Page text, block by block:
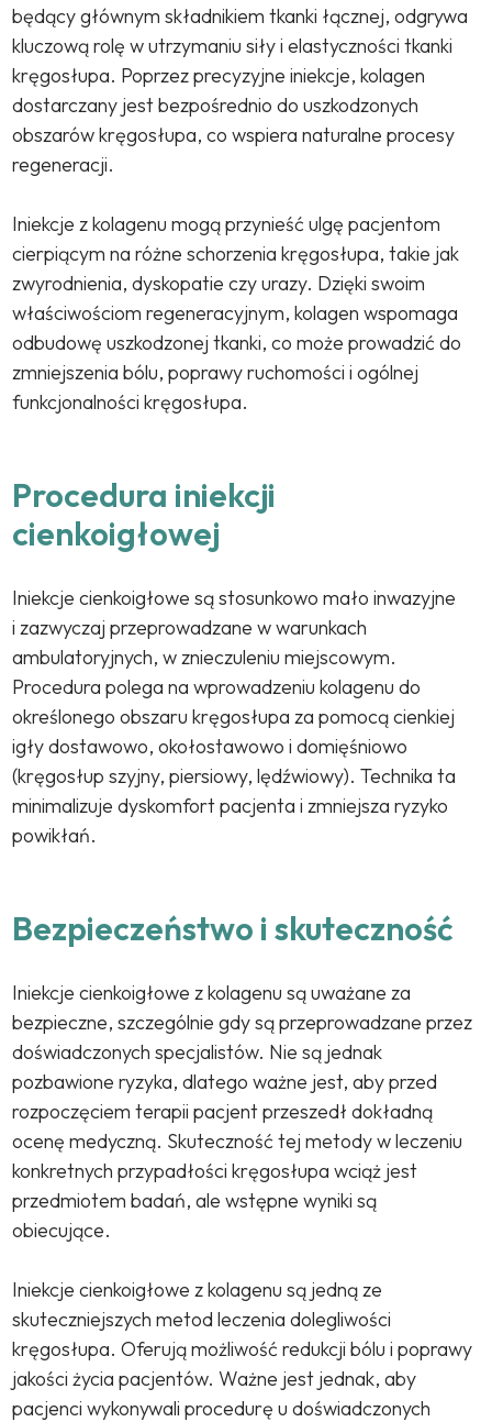
będący głównym składnikiem tkanki łącznej, odgrywa
kluczową rolę w utrzymaniu siły i elastyczności tkanki
kręgosłupa. Poprzez precyzyjne iniekcje, kolagen
dostarczany jest bezpośrednio do uszkodzonych
obszarów kręgosłupa, co wspiera naturalne procesy
regeneracji.
Iniekcje z kolagenu mogą przynieść ulgę pacjentom
cierpiącym na różne schorzenia kręgosłupa, takie jak
zwyrodnienia, dyskopatie czy urazy. Dzięki swoim
właściwościom regeneracyjnym, kolagen wspomaga
odbudowę uszkodzonej tkanki, co może prowadzić do
zmniejszenia bólu, poprawy ruchomości i ogólnej
funkcjonalności kręgosłupa.
Procedura iniekcji
cienkoigłowej
Iniekcje cienkoigłowe są stosunkowo mało inwazyjne
i zazwyczaj przeprowadzane w warunkach
ambulatoryjnych, w znieczuleniu miejscowym.
Procedura polega na wprowadzeniu kolagenu do
określonego obszaru kręgosłupa za pomocą cienkiej
igły dostawowo, okołostawowo i domięśniowo
(kręgosłup szyjny, piersiowy, lędźwiowy). Technika ta
minimalizuje dyskomfort pacjenta i zmniejsza ryzyko
powikłań.
Bezpieczeństwo i skuteczność
Iniekcje cienkoigłowe z kolagenu są uważane za
bezpieczne, szczególnie gdy są przeprowadzane przez
doświadczonych specjalistów. Nie są jednak
pozbawione ryzyka, dlatego ważne jest, aby przed
rozpoczęciem terapii pacjent przeszedł dokładną
ocenę medyczną. Skuteczność tej metody w leczeniu
konkretnych przypadłości kręgosłupa wciąż jest
przedmiotem badań, ale wstępne wyniki są
obiecujące.
Iniekcje cienkoigłowe z kolagenu są jedną ze
skuteczniejszych metod leczenia dolegliwości
kręgosłupa. Oferują możliwość redukcji bólu i poprawy
jakości życia pacjentów. Ważne jest jednak, aby
pacjenci wykonywali procedurę u doświadczonych